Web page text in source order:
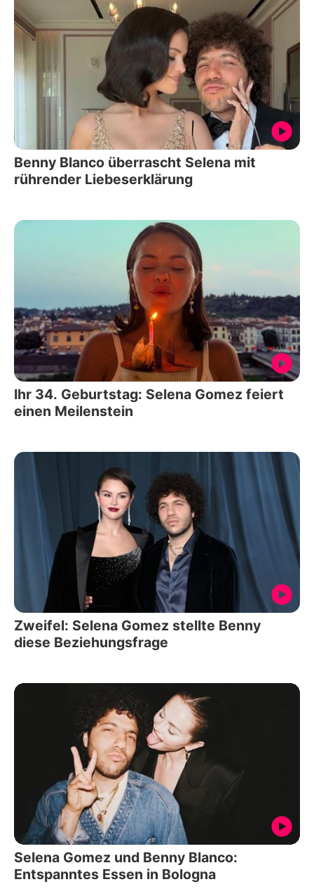
Benny Blanco überrascht Selena mit
rührender Liebeserklärung
Ihr 34. Geburtstag: Selena Gomez feiert
einen Meilenstein
Zweifel: Selena Gomez stellte Benny
diese Beziehungsfrage
Selena Gomez und Benny Blanco:
Entspanntes Essen in Bologna